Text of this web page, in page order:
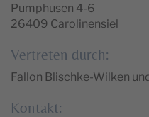
Pumphusen 4-6
26409 Carolinensiel
Vertreten durch:
Fallon Blischke-Wilken
Kontakt: